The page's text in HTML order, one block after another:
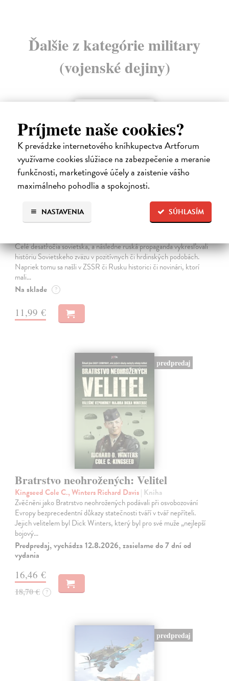
Príjmete naše cookies?
K prevádzke internetového kníhkupectva Artforum
využívame cookies slúžiace na zabezpečenie a meranie
funkčnosti, marketingové účely a zaistenie vášho
maximálneho pohodlia a spokojnosti.
SÚHLASÍM
NASTAVENIA
Ďalšie z kategórie military
(vojenské dejiny)
Ako Rusi veľkú vojnu vyhrali...
Celé desaťročia sovietska, a následne ruská propaganda vykresľovali
históriu Sovietskeho zväzu v pozitívnych či hrdinských podobách.
Napriek tomu sa našli v ZSSR či Rusku historici či novinári, ktorí
mali…
Na sklade ?
11,99 €
predpredaj
Bratrstvo neohrožených: Velitel
Kingseed Cole C., Winters Richard Davis| Kniha
Zvěčněni jako Bratrstvo neohrožených podávali při osvobozování
Evropy bezprecedentní důkazy statečnosti tváří v tvář nepříteli.
Jejich velitelem byl Dick Winters, který byl pro své muže „nejlepší
bojový…
Predpredaj, vychádza 12.8.2026, zasielame do 7 dní od
vydania
16,46 €
18,70 € ?
predpredaj